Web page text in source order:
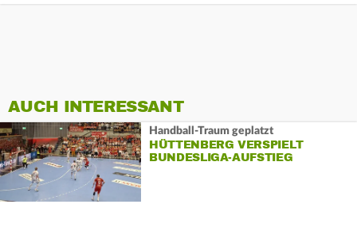
AUCH INTERESSANT
Handball-Traum geplatzt
HÜTTENBERG VERSPIELT
BUNDESLIGA-AUFSTIEG